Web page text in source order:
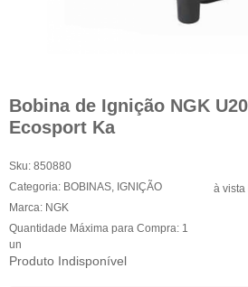
Bobina de Ignição NGK
Ecosport Ka
Sku: 850880
Categoria: BOBINAS, IGNIÇÃO
Marca: NGK
Quantidade Máxima para Compra: 1
un
Produto Indisponível
à vista